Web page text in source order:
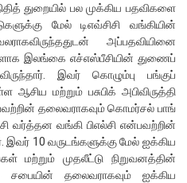
துறையில் பல முக்கிய பதவிகளை
மேல் டிஎவ்சிசி வங்கியின்
அப்பதவியினை
இலங்கை எச்எஸ்பீசியின் துணைப்
இவர் கொழும்பு பங்குப்
ஆசிய மற்றும் பசுபிக் அபிவிருத்தி
தலைவராகவும் கொமர்சல் பாங்
வர்த்தன வங்கி பிஎல்சி என்பவற்றின்
இவர் 10 வருடங்களுக்கு மேல் ஐக்கிய
மற்றும் முதலீட்டு நிறுவனத்தின்
தலைவராகவும் ஐக்கிய